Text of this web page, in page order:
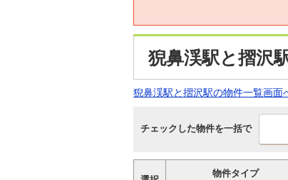
猊鼻渓駅と摺沢
猊鼻渓駅と摺沢駅の物件一覧画面
チェックした物件を一括で
物件タイプ